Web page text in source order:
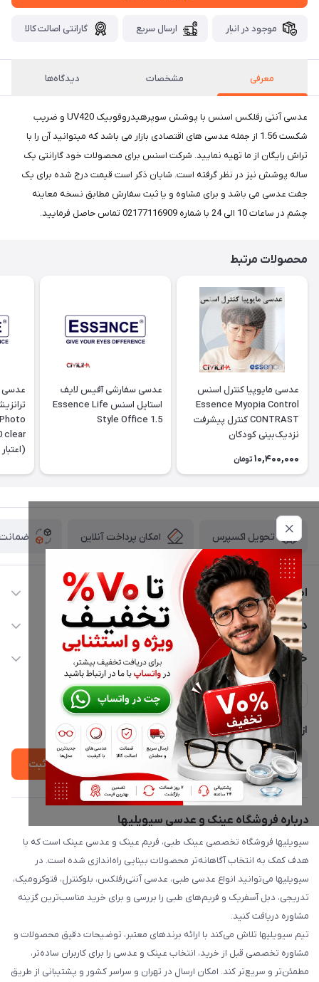
موجود در انبار ارسال سریع گارانتی اصالت کالا
معرفی مشخصات دیدگاه‌ها
عدسی آنتی رفلکس اسنس با پوشش سوپرهیدروفوبیک UV420 و ضریب
شکست 1.56 از جمله عدسی های اقتصادی بازار می باشد که میتوانید آن را با
تراش رایگان از ما تهیه نمایید. شرکت اسنس برای محصولات خود گارانتی یک
ساله پوشش نیز در نظر گرفته است. شایان ذکر است قیمت درج شده برای یک
جفت عدسی می باشد و برای مشاوه و یا ثبت سفارش مطابق نسخه معاینه
چشم در ساعات 10 الی 24 با شماره 02177116909 تماس حاصل فرمایید.
محصولات مرتبط
عدسی مایوپیا کنترل اسنس
Essence Myopia Control
CONTRAST کنترل پیشرفت
نزدیک‌بینی کودکان
10,400,000 تومان
عدسی سفارشی آفیس لایف
استایل اسنس Essence Life
Style Office 1.5
عدسی
تحویل اکسپرس امکان پرداخت آنلاین ضمانت
اطلاعات تماس
02177116909
info@civiliha.com
ارسال فوری در تهران + ارسال به سراسر کشور
دسترسی سریع
حساب کاربری
مجله فروشگاه
لیست محصولات
درباره ما
خدمات مشتریان
حریم خصوصی
پشتیبانی واتساپ 09397003162
از جدید‌ترین تخفیف‌ها با‌ خبر شوید
ثبت
درباره فروشگاه عینک و عدسی سیویلیها
سیویلیها فروشگاه تخصصی عینک طبی، فریم عینک و عدسی عینک است که با
هدف کمک به انتخاب آگاهانه‌تر محصولات بینایی راه‌اندازی شده است. در
سیویلیها می‌توانید انواع عدسی طبی، عدسی آنتی‌رفلکس، بلوکنترل، فتوکرومیک،
تدریجی، دبل آسفریک و فریم‌های طبی را بررسی و برای خرید مناسب‌ترین گزینه
مشاوره دریافت کنید.
تیم سیویلیها تلاش می‌کند با ارائه برندهای معتبر، توضیحات دقیق محصولات و
مشاوره تخصصی قبل از خرید، انتخاب عینک و عدسی را برای کاربران ساده‌تر،
مطمئن‌تر و سریع‌تر کند. امکان ارسال در تهران و سراسر کشور و پشتیبانی از طریق